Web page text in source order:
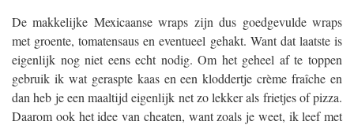
De makkelijke Mexicaanse wraps zijn dus goedgevulde wraps
met groente, tomatensaus en eventueel gehakt. Want dat laatste is
eigenlijk nog niet eens echt nodig. Om het geheel af te toppen
gebruik ik wat geraspte kaas en een kloddertje crème fraîche en
dan heb je een maaltijd eigenlijk net zo lekker als frietjes of pizza.
Daarom ook het idee van cheaten, want zoals je weet, ik leef met